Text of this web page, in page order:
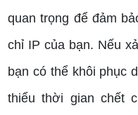
quan trọng để đảm
chỉ IP của bạn. Nếu
bạn có thể khôi phục
thiểu thời gian chết